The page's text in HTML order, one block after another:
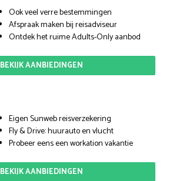
Ook veel verre bestemmingen
Afspraak maken bij reisadviseur
Ontdek het ruime Adults-Only aanbod
BEKIJK AANBIEDINGEN
Eigen Sunweb reisverzekering
Fly & Drive: huurauto en vlucht
Probeer eens een workation vakantie
BEKIJK AANBIEDINGEN